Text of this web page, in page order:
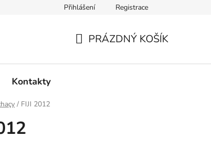
Přihlášení Registrace
PRÁZDNÝ KOŠÍK
Kontakty
/ FIJI 2012